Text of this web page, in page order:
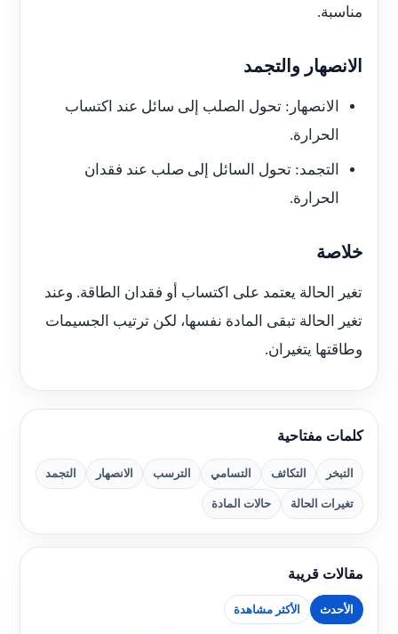
مناسبة.
الانصهار والتجمد
الانصهار: تحول الصلب إلى سائل عند اكتساب
الحرارة.
التجمد: تحول السائل إلى صلب عند فقدان
الحرارة.
خلاصة
تغير الحالة يعتمد على اكتساب أو فقدان الطاقة. وعند
تغير الحالة تبقى المادة نفسها، لكن ترتيب الجسيمات
وطاقتها يتغيران.
كلمات مفتاحية
التبخر التكاثف التسامي الترسب الانصهار التجمد
تغيرات الحالة حالات المادة
مقالات قريبة
الأحدث الأكثر مشاهدة